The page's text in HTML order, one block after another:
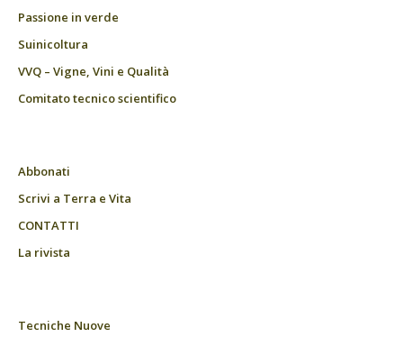
Passione in verde
Suinicoltura
VVQ – Vigne, Vini e Qualità
Comitato tecnico scientifico
Abbonati
Scrivi a Terra e Vita
CONTATTI
La rivista
Tecniche Nuove